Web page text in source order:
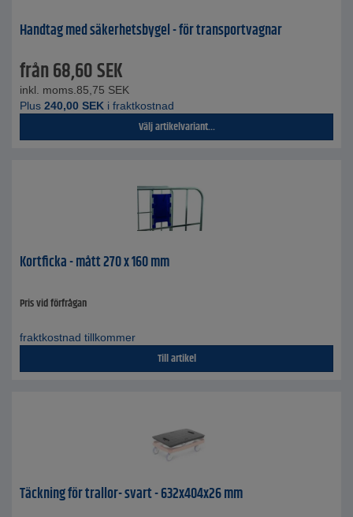
Handtag med säkerhetsbygel - för transportvagnar
från68,60SEK
inkl. moms. 85,75 SEK
Plus 240,00 SEK i fraktkostnad
Välj artikelvariant...
Kortficka - mått 270 x 160 mm
Pris vid förfrågan
fraktkostnad tillkommer
Till artikel
Täckning för trallor- svart - 632x404x26 mm